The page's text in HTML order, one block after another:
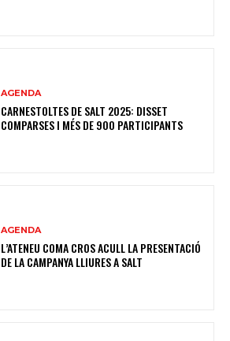
AGENDA
CARNESTOLTES DE SALT 2025: DISSET
COMPARSES I MÉS DE 900 PARTICIPANTS
AGENDA
L’ATENEU COMA CROS ACULL LA PRESENTACIÓ
DE LA CAMPANYA LLIURES A SALT